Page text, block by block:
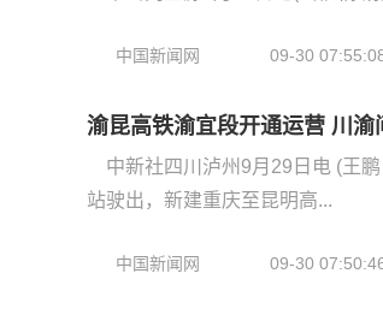
中国新闻网 09-30
渝昆高铁渝宜段开通运营 川渝
中新社四川泸州9月29日电 (王
站驶出，新建重庆至昆明高...
中国新闻网 09-30